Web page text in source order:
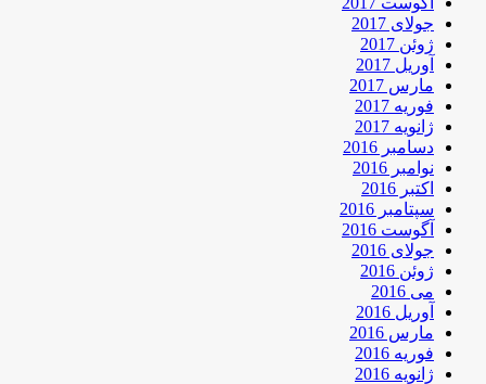
جولای 2017
ژوئن 2017
آوریل 2017
مارس 2017
فوریه 2017
ژانویه 2017
دسامبر 2016
نوامبر 2016
اکتبر 2016
سپتامبر 2016
آگوست 2016
جولای 2016
ژوئن 2016
می 2016
آوریل 2016
مارس 2016
فوریه 2016
ژانویه 2016